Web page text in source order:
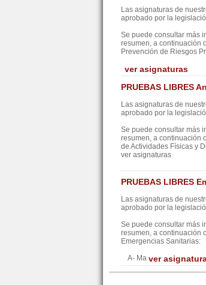
Las asignaturas de
aprobado por la
Se puede consultar más
resumen, a continuación
Prevención de Riesgos
ver asignaturas
PRUEBAS LIBRES
Las asignaturas de
aprobado por la
Se puede consultar más
resumen, a continuación
de Actividades Físicas y
ver asignaturas
PRUEBAS LIBRES
Las asignaturas de
aprobado por la
Se puede consultar más
resumen, a continuación
Emergencias Sanitarias:
A- Ma ver